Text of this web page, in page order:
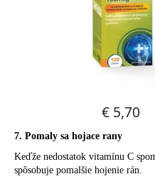
7. Pomaly sa hojace rany
Keďže nedostatok vitamínu C
spôsobuje pomalšie hojenie rán.